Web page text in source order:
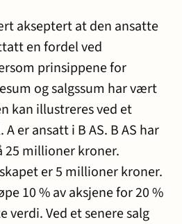
akseptert at den ansatte
en fordel ved
prinsippene for
og salgssum har vært
kan illustreres ved et
er ansatt i B AS. B AS har
25 millioner kroner.
er 5 millioner kroner.
10 % av aksjene for 20 %
verdi. Ved et senere salg